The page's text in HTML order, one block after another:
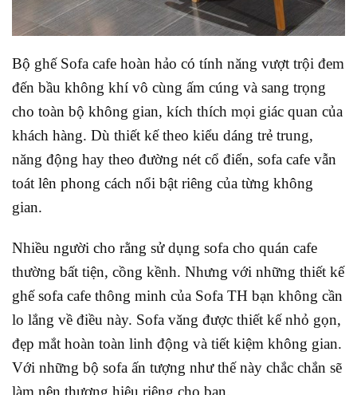
Bộ ghế Sofa cafe hoàn hảo có tính năng vượt trội đem
đến bầu không khí vô cùng ấm cúng và sang trọng
cho toàn bộ không gian, kích thích mọi giác quan của
khách hàng. Dù thiết kế theo kiểu dáng trẻ trung,
năng động hay theo đường nét cổ điển, sofa cafe vẫn
toát lên phong cách nổi bật riêng của từng không
gian.
Nhiều người cho rằng sử dụng sofa cho quán cafe
thường bất tiện, cồng kềnh. Nhưng với những thiết kế
ghế sofa cafe thông minh của Sofa TH bạn không cần
lo lắng về điều này. Sofa văng được thiết kế nhỏ gọn,
đẹp mắt hoàn toàn linh động và tiết kiệm không gian.
Với những bộ sofa ấn tượng như thế này chắc chắn sẽ
làm nên thương hiệu riêng cho bạn.